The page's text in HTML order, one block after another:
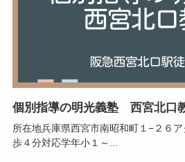
個別指導の明光義塾 西宮北口
所在地兵庫県西宮市南昭和町１−２６
歩４分対応学年小１～...